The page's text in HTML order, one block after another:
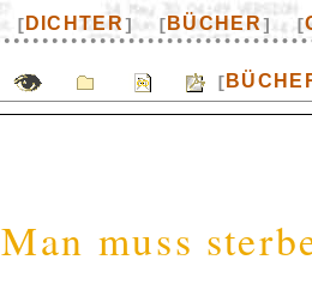
[ DICHTER] [ BÜCHER] [
[
Man muss